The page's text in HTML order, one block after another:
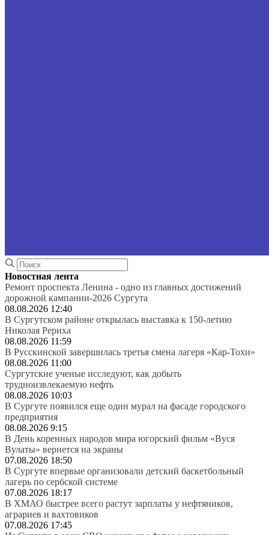
Новостная лента
Ремонт проспекта Ленина - одно из главных достижений
дорожной кампании-2026 Сургута
08.08.2026 12:40
В Сургутском районе открылась выставка к 150-летию
Николая Рериха
08.08.2026 11:59
В Русскинской завершилась третья смена лагеря «Кар-Тохи»
08.08.2026 11:00
Сургутские ученые исследуют, как добыть
трудноизвлекаемую нефть
08.08.2026 10:03
В Сургуте появился еще один мурал на фасаде городского
предприятия
08.08.2026 9:15
В День коренных народов мира югорский фильм «Вуся
Вулаты» вернется на экраны
07.08.2026 18:50
В Сургуте впервые организовали детский баскетбольный
лагерь по сербской системе
07.08.2026 18:17
В ХМАО быстрее всего растут зарплаты у нефтяников,
аграриев и вахтовиков
07.08.2026 17:45